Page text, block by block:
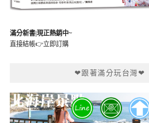
滿分新書|現正熱銷中~
直接結帳👉立即訂購
❤跟著滿分玩台灣❤